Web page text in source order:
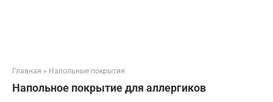
Главная » Напольные покрытия
Напольное покрытие для аллергиков